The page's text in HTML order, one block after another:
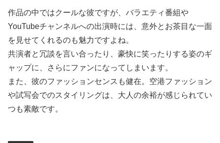
作品の中ではクールな彼ですが、バラエティ番組や
YouTubeチャンネルへの出演時には、意外とお茶目な一面
を見せてくれるのも魅力ですよね。
共演者と冗談を言い合ったり、豪快に笑ったりする姿のギ
ャップに、さらにファンになってしまいます。
また、彼のファッションセンスも健在。空港ファッション
や試写会でのスタイリングは、大人の余裕が感じられてい
つも素敵です。